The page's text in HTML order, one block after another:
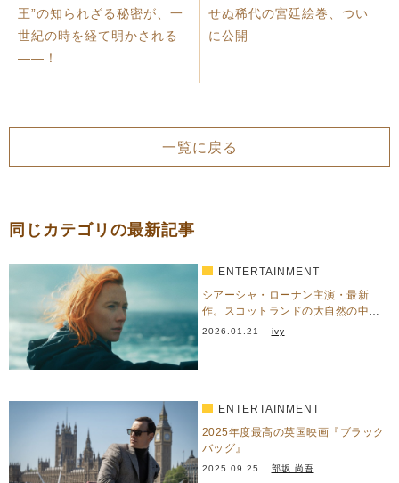
王”の知られざる秘密が、一
世紀の時を経て明かされる
――！
せぬ稀代の宮廷絵巻、つい
に公開
一覧に戻る
同じカテゴリの最新記事
ENTERTAINMENT
シアーシャ・ローナン主演・最新
作。スコットランドの大自然の中、
過去の己と静かに向き合う—『…
2026.01.21 ivy
ENTERTAINMENT
2025年度最高の英国映画『ブラック
バッグ』
2025.09.25 部坂 尚吾